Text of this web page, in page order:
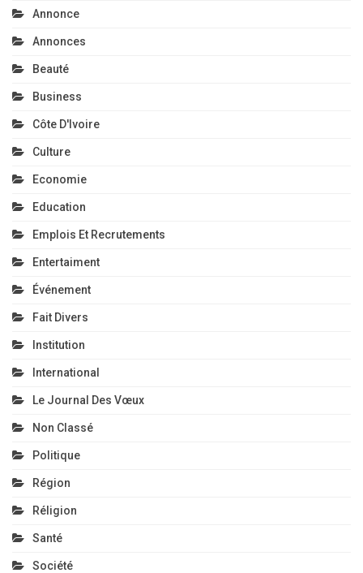
Annonce
Annonces
Beauté
Business
Côte D'Ivoire
Culture
Economie
Education
Emplois Et Recrutements
Entertaiment
Événement
Fait Divers
Institution
International
Le Journal Des Vœux
Non Classé
Politique
Région
Réligion
Santé
Société